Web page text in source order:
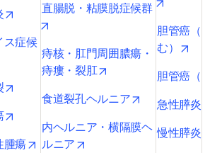
opens in new tab/window
ス症候
tab/window
腫瘍 opens in new tab/window
直腸脱・粘膜脱症候群
opens in new tab/window
痔核・肛門周囲膿瘍・
痔瘻・裂肛
opens in new tab/
食道裂孔ヘルニア opens in new
内ヘルニア・横隔膜ヘ
ルニア
opens in new tab/window
胆管癌（肝
む）
胆管癌（遠
急性膵炎
慢性膵炎